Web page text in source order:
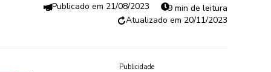
21/08/2023
9 min de leitura
20/11/2023
Publicidade